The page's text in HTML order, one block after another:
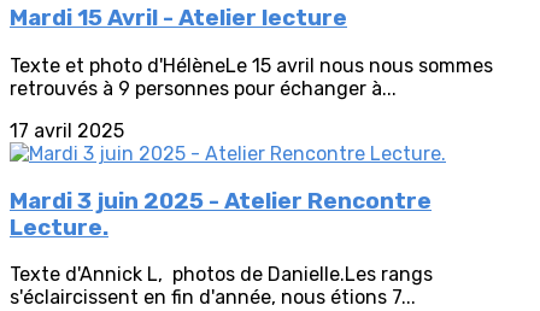
Mardi 15 Avril - Atelier lecture
Texte et photo d'HélèneLe 15 avril nous nous sommes
retrouvés à 9 personnes pour échanger à...
17 avril 2025
Mardi 3 juin 2025 - Atelier Rencontre
Lecture.
Texte d'Annick L, photos de Danielle.Les rangs
s'éclaircissent en fin d'année, nous étions 7...